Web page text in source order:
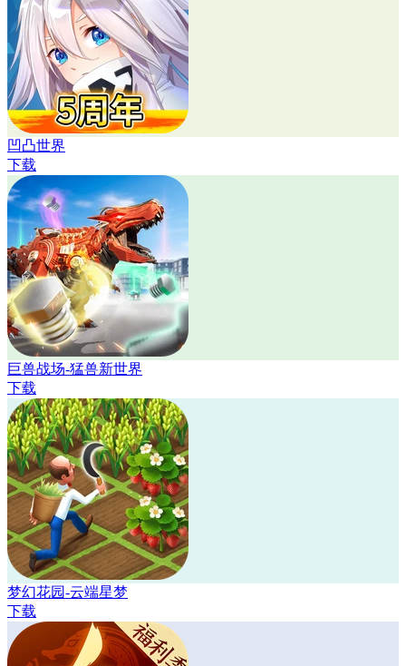
凹凸世界
下载
巨兽战场-猛兽新世界
下载
梦幻花园-云端星梦
下载